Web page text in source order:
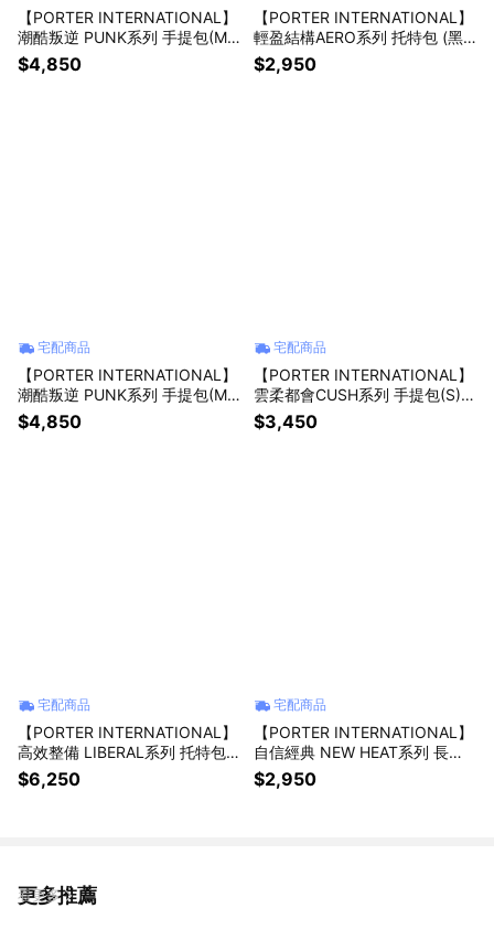
【PORTER INTERNATIONAL】
潮酷叛逆 PUNK系列 手提包(M)
(藍色)
$4,850
【PORTER INTERNATIONAL】
輕盈結構AERO系列 托特包 (黑
色)
$2,950
宅配商品
【PORTER INTERNATIONAL】
潮酷叛逆 PUNK系列 手提包(M)
(黑色)
$4,850
宅配商品
【PORTER INTERNATIONAL】
雲柔都會CUSH系列 手提包(S)
(米色)
$3,450
宅配商品
【PORTER INTERNATIONAL】
高效整備 LIBERAL系列 托特包
(黑色)
$6,250
宅配商品
【PORTER INTERNATIONAL】
自信經典 NEW HEAT系列 長夾
(深藍色)
$2,950
更多推薦
看更多